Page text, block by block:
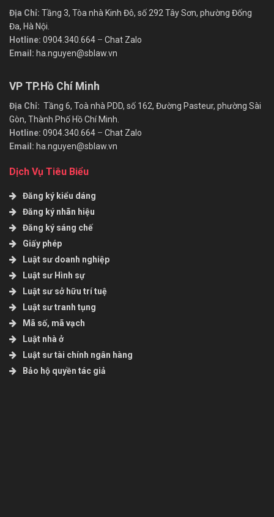
Địa Chỉ: Tầng 3, Tòa nhà Kinh Đô, số 292 Tây Sơn, phường Đống
Đa, Hà Nội.
Hotline: 0904.340.664 – Chat Zalo
Email: ha.nguyen@sblaw.vn
VP TP.Hồ Chí Minh
Địa Chỉ: Tầng 6, Toà nhà PDD, số 162, Đường Pasteur, phường Sài
Gòn, Thành Phố Hồ Chí Minh.
Hotline: 0904.340.664 – Chat Zalo
Email: ha.nguyen@sblaw.vn
Dịch Vụ Tiêu Biểu
Đăng ký kiểu dáng
Đăng ký nhãn hiệu
Đăng ký sáng chế
Giấy phép
Luật sư doanh nghiệp
Luật sư Hình sự
Luật sư sở hữu trí tuệ
Luật sư tranh tụng
Mã số, mã vạch
Luật nhà ở
Luật sư tài chính ngân hàng
Bảo hộ quyền tác giả